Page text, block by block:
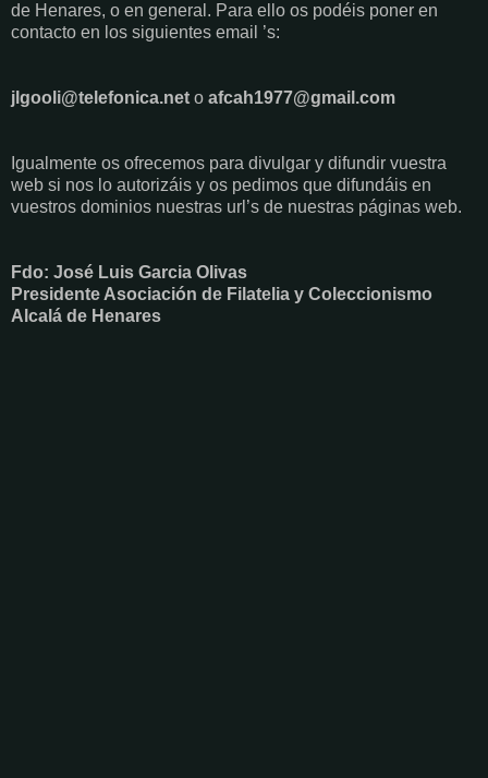
de Henares, o en general. Para ello os podéis poner en
contacto en los siguientes email ’s:
jlgooli@telefonica.net o afcah1977@gmail.com
Igualmente os ofrecemos para divulgar y difundir vuestra
web si nos lo autorizáis y os pedimos que difundáis en
vuestros dominios nuestras url’s de nuestras páginas web.
Fdo: José Luis Garcia Olivas
Presidente Asociación de Filatelia y Coleccionismo
Alcalá de Henares